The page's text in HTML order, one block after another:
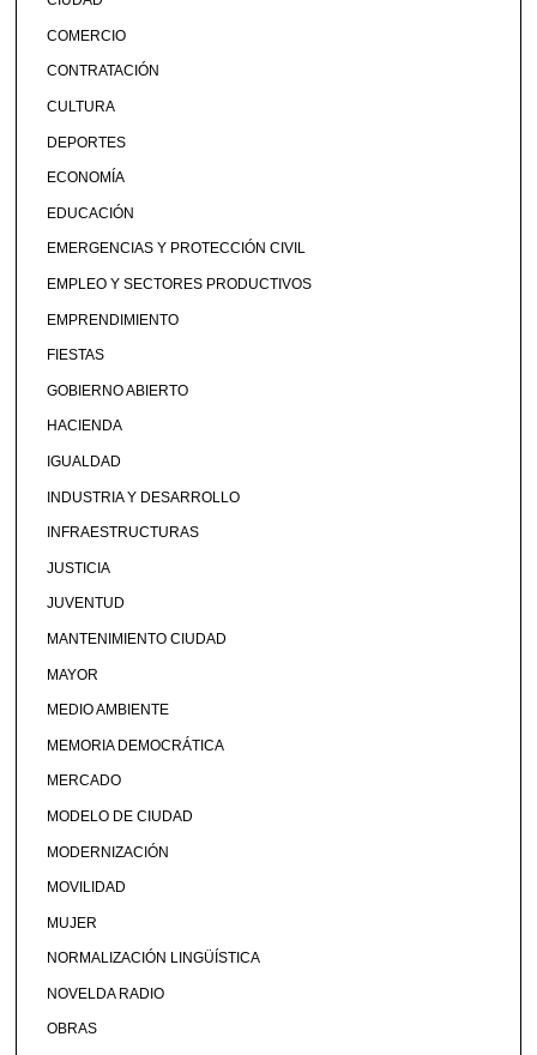
COMERCIO
CONTRATACIÓN
CULTURA
DEPORTES
ECONOMÍA
EDUCACIÓN
EMERGENCIAS Y PROTECCIÓN CIVIL
EMPLEO Y SECTORES PRODUCTIVOS
EMPRENDIMIENTO
FIESTAS
GOBIERNO ABIERTO
HACIENDA
IGUALDAD
INDUSTRIA Y DESARROLLO
INFRAESTRUCTURAS
JUSTICIA
JUVENTUD
MANTENIMIENTO CIUDAD
MAYOR
MEDIO AMBIENTE
MEMORIA DEMOCRÁTICA
MERCADO
MODELO DE CIUDAD
MODERNIZACIÓN
MOVILIDAD
MUJER
NORMALIZACIÓN LINGÜÍSTICA
NOVELDA RADIO
OBRAS